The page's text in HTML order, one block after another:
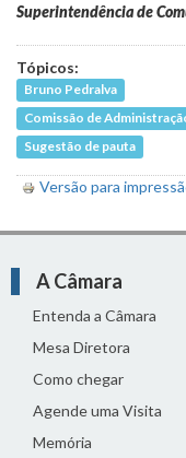
Superintendência de
Tópicos:
Bruno Pedralva
Comissão de
Sugestão de pauta
Versão para
A Câmara
Entenda a Câmara
Mesa Diretora
Como chegar
Agende uma Visita
Memória